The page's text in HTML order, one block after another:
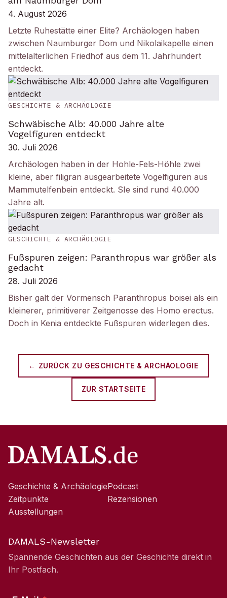
4. August 2026
Letzte Ruhestätte einer Elite? Archäologen haben
zwischen Naumburger Dom und Nikolaikapelle einen
mittelalterlichen Friedhof aus dem 11. Jahrhundert
entdeckt.
GESCHICHTE & ARCHÄOLOGIE
Schwäbische Alb: 40.000 Jahre alte
Vogelfiguren entdeckt
30. Juli 2026
Archäologen haben in der Hohle-Fels-Höhle zwei
kleine, aber filigran ausgearbeitete Vogelfiguren aus
Mammutelfenbein entdeckt. SIe sind rund 40.000
Jahre alt.
GESCHICHTE & ARCHÄOLOGIE
Fußspuren zeigen: Paranthropus war größer als
gedacht
28. Juli 2026
Bisher galt der Vormensch Paranthropus boisei als ein
kleinerer, primitiverer Zeitgenosse des Homo erectus.
Doch in Kenia entdeckte Fußspuren widerlegen dies.
← ZURÜCK ZU GESCHICHTE & ARCHÄOLOGIE
ZUR STARTSEITE
Geschichte & Archäologie
Zeitpunkte
Ausstellungen
Podcast
Rezensionen
DAMALS-Newsletter
Spannende Geschichten aus der Geschichte direkt in
Ihr Postfach.